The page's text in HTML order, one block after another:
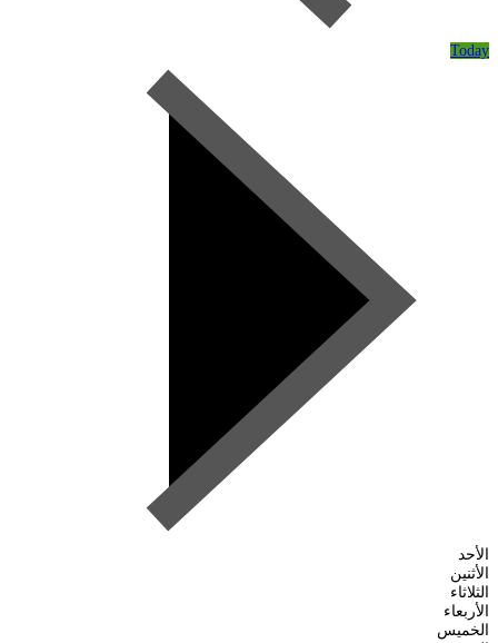
Today
الأحد
الأثنين
الثلاثاء
الأربعاء
الخميس